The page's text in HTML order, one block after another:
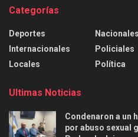
Categorías
Deportes
Internacionales
Locales
Nacionales
Policiales
Política
Ultimas Noticias
Condenaron a un
por abuso sexual